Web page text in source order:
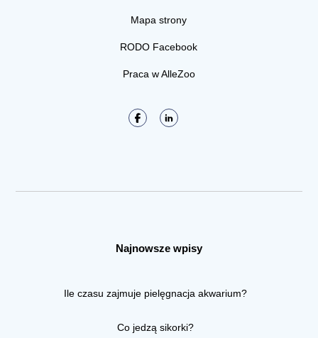
Mapa strony
RODO Facebook
Praca w AlleZoo
Najnowsze wpisy
Ile czasu zajmuje pielęgnacja akwarium?
Co jedzą sikorki?